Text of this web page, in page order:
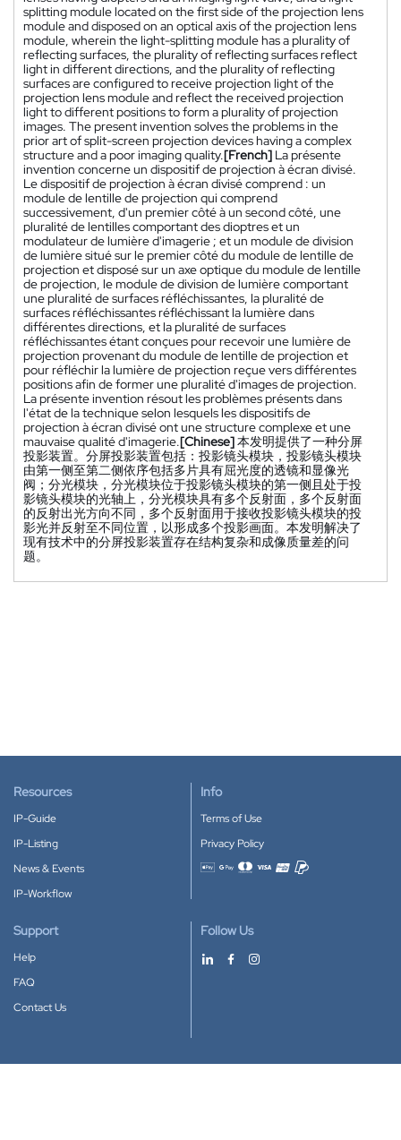
splitting module located on the first side of the projection lens
module and disposed on an optical axis of the projection lens
module, wherein the light-splitting module has a plurality of
reflecting surfaces, the plurality of reflecting surfaces reflect
light in different directions, and the plurality of reflecting
surfaces are configured to receive projection light of the
projection lens module and reflect the received projection
light to different positions to form a plurality of projection
images. The present invention solves the problems in the
prior art of split-screen projection devices having a complex
structure and a poor imaging quality.[French] La présente
invention concerne un dispositif de projection à écran divisé.
Le dispositif de projection à écran divisé comprend : un
module de lentille de projection qui comprend
successivement, d'un premier côté à un second côté, une
pluralité de lentilles comportant des dioptres et un
modulateur de lumière d'imagerie ; et un module de division
de lumière situé sur le premier côté du module de lentille de
projection et disposé sur un axe optique du module de lentille
de projection, le module de division de lumière comportant
une pluralité de surfaces réfléchissantes, la pluralité de
surfaces réfléchissantes réfléchissant la lumière dans
différentes directions, et la pluralité de surfaces
réfléchissantes étant conçues pour recevoir une lumière de
projection provenant du module de lentille de projection et
pour réfléchir la lumière de projection reçue vers différentes
positions afin de former une pluralité d'images de projection.
La présente invention résout les problèmes présents dans
l'état de la technique selon lesquels les dispositifs de
projection à écran divisé ont une structure complexe et une
mauvaise qualité d'imagerie.[Chinese]本发明提供了一种分屏
投影装置。分屏投影装置包括：投影镜头模块，投影镜头模块
由第一侧至第二侧依序包括多片具有屈光度的透镜和显像光
阀；分光模块，分光模块位于投影镜头模块的第一侧且处于投
影镜头模块的光轴上，分光模块具有多个反射面，多个反射面
的反射出光方向不同，多个反射面用于接收投影镜头模块的投
影光并反射至不同位置，以形成多个投影画面。本发明解决了
现有技术中的分屏投影装置存在结构复杂和成像质量差的问
题。
Resources
IP-Guide
IP-Listing
News & Events
IP-Workflow
Info
Terms of Use
Privacy Policy
Accepted payment methods
Support
Help
FAQ
Contact Us
Follow Us